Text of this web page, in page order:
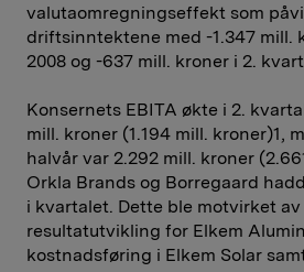
valutaomregningseffekt som
driftsinntektene med -1.347 mill.
2008 og -637 mill. kroner i 2.
Konsernets EBITA økte i 2.
mill. kroner (1.194 mill. kroner)1,
halvår var 2.292 mill. kroner
Orkla Brands og Borregaard
i kvartalet. Dette ble motvirket
resultatutvikling for Elkem
kostnadsføring i Elkem Solar